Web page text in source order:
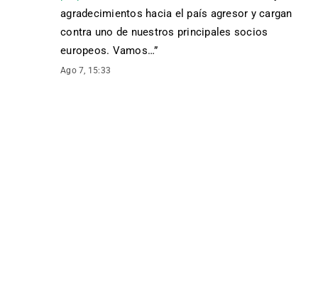
agradecimientos hacia el país agresor y cargan
contra uno de nuestros principales socios
europeos. Vamos…”
Ago 7, 15:33